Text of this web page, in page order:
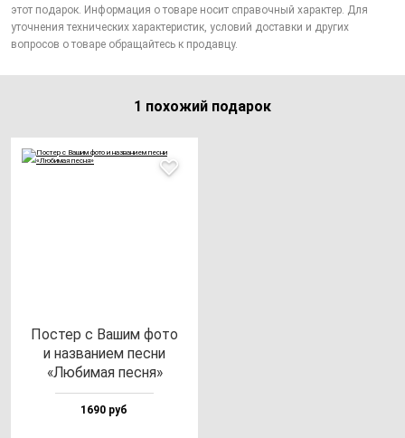
этот подарок. Информация о товаре носит справочный характер. Для
уточнения технических характеристик, условий доставки и других
вопросов о товаре обращайтесь к продавцу.
1 похожий подарок
Пос­тер с Вашим фо­то
и наз­ва­ни­ем пес­ни
«Люби­мая пес­ня»
1690 руб